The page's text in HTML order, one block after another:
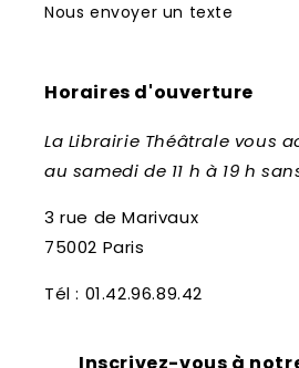
Nous envoyer un texte
Horaires d'ouverture
La Librairie Théâtrale vous
au samedi de 11 h à 19 h
3 rue de Marivaux
75002 Paris
Tél : 01.42.96.89.42